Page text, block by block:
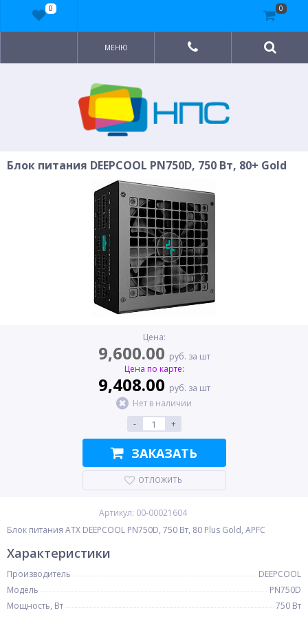
МЕНЮ
Блок питания DEEPCOOL PN750D, 750 Вт, 80+ Gold
Цена:
9,600.00 руб. за шт
Цена по карте:
9,408.00 руб. за шт
Нет в наличии
-
+
ЗАКАЗАТЬ
ОТЛОЖИТЬ
Артикул: 00-00021604
Блок питания ATX DEEPCOOL PN750D, 750 Вт, 80 Plus Gold, APFC
Характеристики
Производитель
DEEPCOOL
Модель
PN750D
Мощность, Вт
750 Вт
0 0